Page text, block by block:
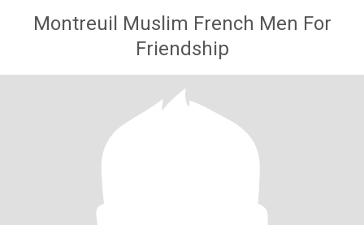
Montreuil Muslim French Men For
Friendship